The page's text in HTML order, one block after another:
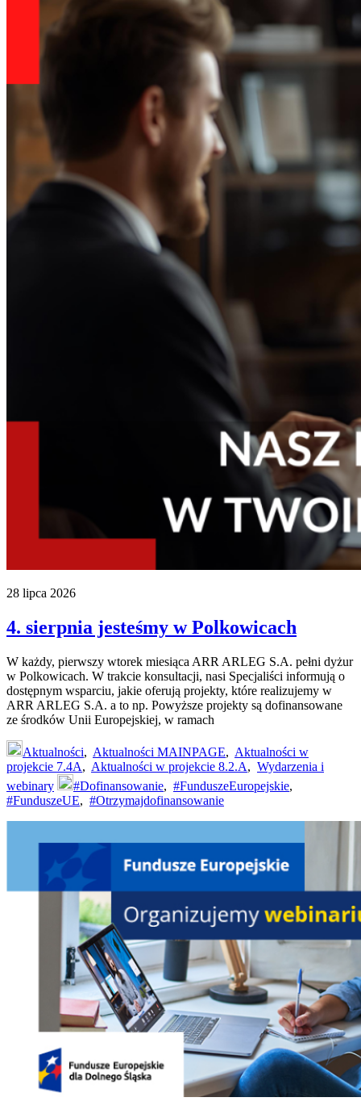
28 lipca 2026
4. sierpnia jesteśmy w Polkowicach
W każdy, pierwszy wtorek miesiąca ARR ARLEG S.A. pełni dyżur
w Polkowicach. W trakcie konsultacji, nasi Specjaliści informują o
dostępnym wsparciu, jakie oferują projekty, które realizujemy w
ARR ARLEG S.A. a to np. Powyższe projekty są dofinansowane
ze środków Unii Europejskiej, w ramach
Aktualności, Aktualności MAINPAGE, Aktualności w
projekcie 7.4A, Aktualności w projekcie 8.2.A, Wydarzenia i
webinary
#Dofinansowanie, #FunduszeEuropejskie,
#FunduszeUE, #Otrzymajdofinansowanie